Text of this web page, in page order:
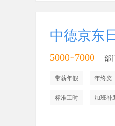
中徳京东
5000~7000 部
带薪年假 年终奖
标准工时 加班补